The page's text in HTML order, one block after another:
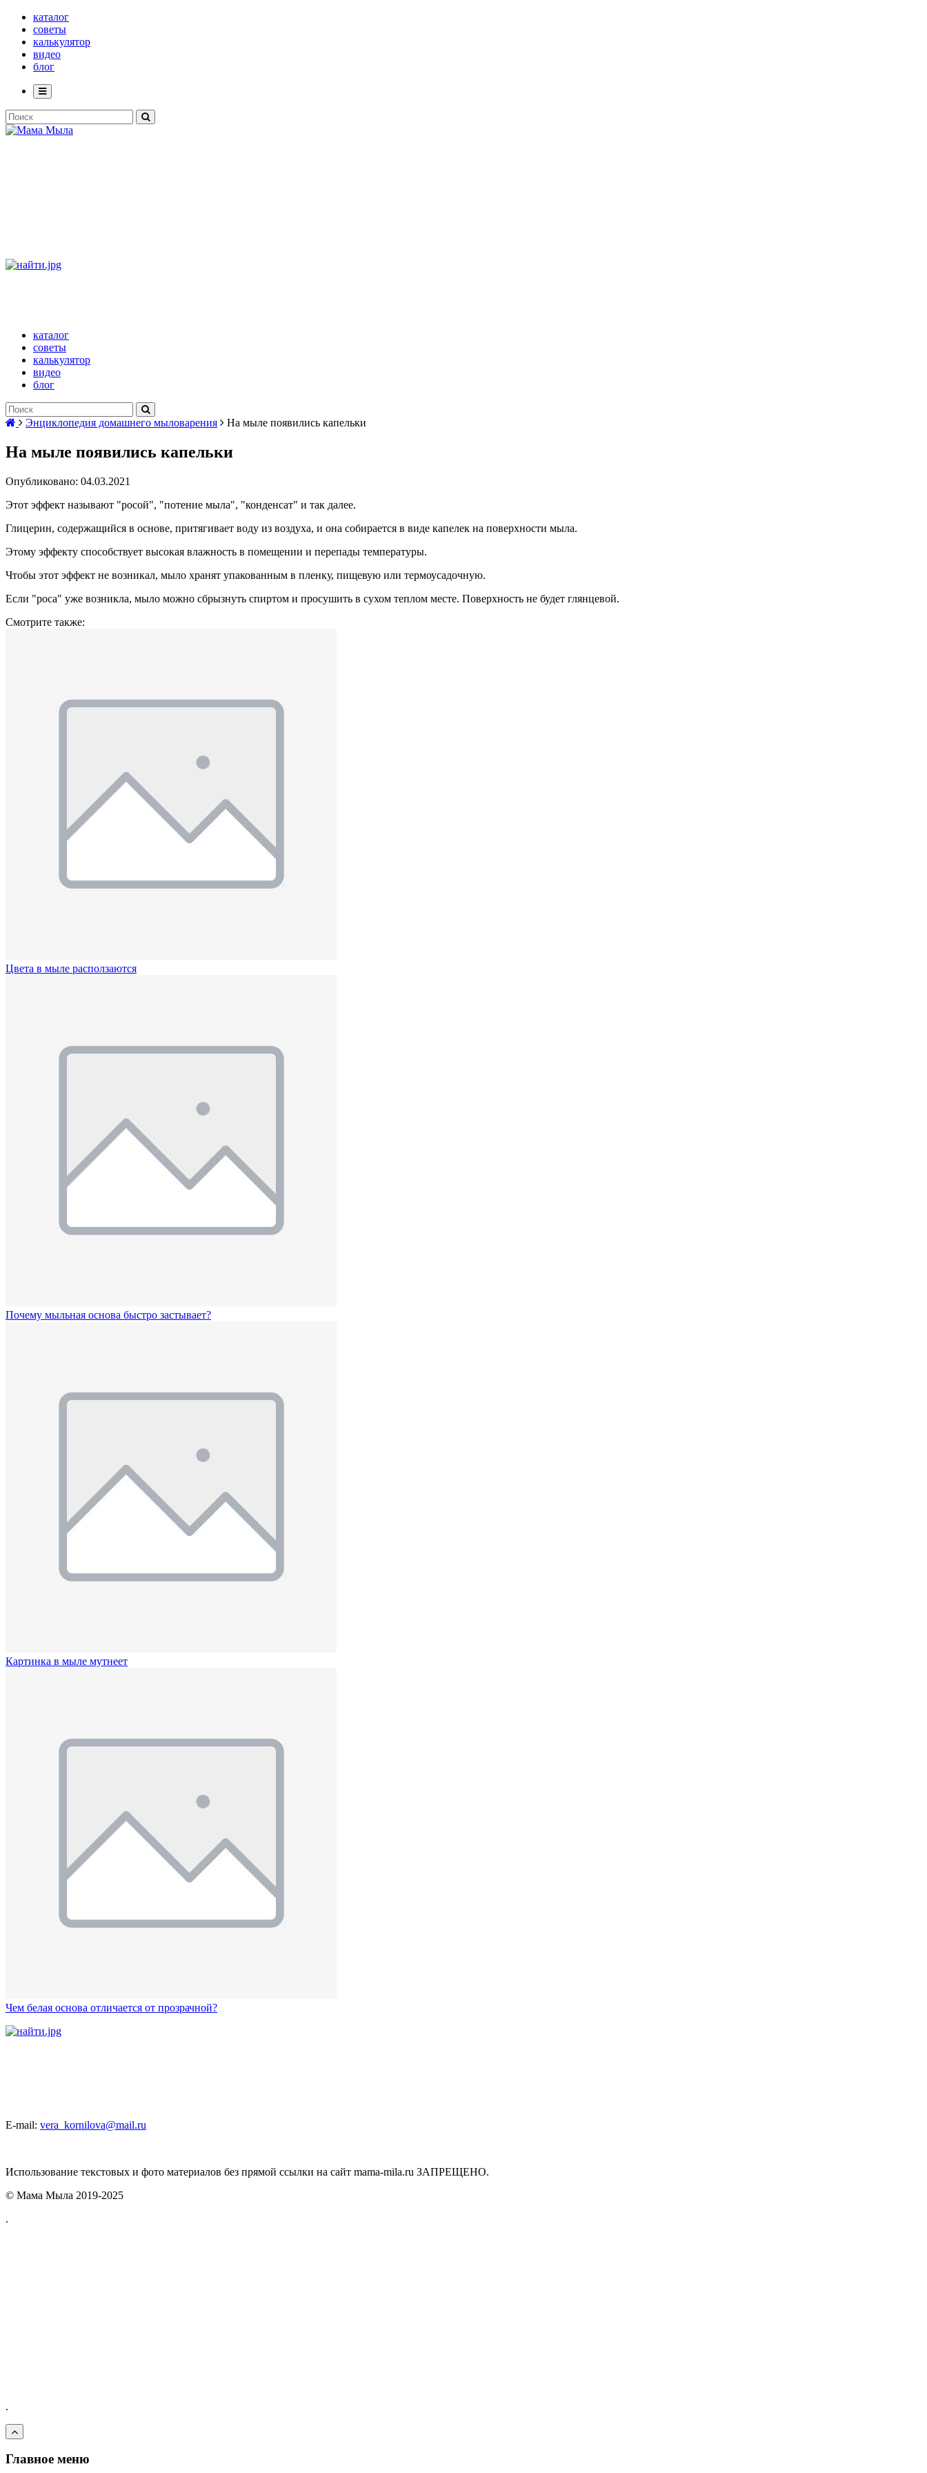
каталог
советы
калькулятор
видео
блог
каталог
советы
калькулятор
видео
блог
Энциклопедия домашнего мыловарения На мыле появились капельки
На мыле появились капельки
Опубликовано: 04.03.2021
Этот эффект называют "росой", "потение мыла", "конденсат" и так далее.
Глицерин, содержащийся в основе, притягивает воду из воздуха, и она собирается в виде капелек на поверхности мыла.
Этому эффекту способствует высокая влажность в помещении и перепады температуры.
Чтобы этот эффект не возникал, мыло хранят упакованным в пленку, пищевую или термоусадочную.
Если "роса" уже возникла, мыло можно сбрызнуть спиртом и просушить в сухом теплом месте. Поверхность не будет глянцевой.
Смотрите также:
Цвета в мыле расползаются
Почему мыльная основа быстро застывает?
Картинка в мыле мутнеет
Чем белая основа отличается от прозрачной?
E-mail: vera_kornilova@mail.ru
Использование текстовых и фото материалов без прямой ссылки на сайт mama-mila.ru ЗАПРЕЩЕНО.
© Мама Мыла 2019-2025
.
.
Главное меню